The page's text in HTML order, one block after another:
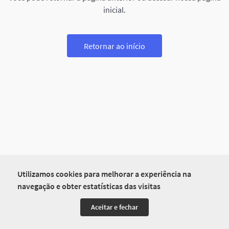
Utilizamos cookies para melhorar a experiência na
navegação e obter estatísticas das visitas
Aceitar e fechar
inicial.
Retornar ao início